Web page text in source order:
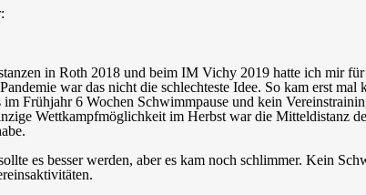
in Roth 2018 und beim IM Vichy 2019 hatte ich mir
war das nicht die schlechteste Idee. So kam erst
im Frühjahr 6 Wochen Schwimmpause und kein
Wettkampfmöglichkeit im Herbst war die Mitteldistanz
es besser werden, aber es kam noch schlimmer. Kein